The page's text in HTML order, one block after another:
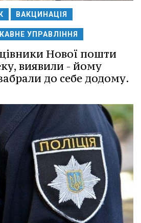
ВАКЦИНАЦІЯ
УПРАВЛІННЯ
Нової пошти
виявили - йому
до себе додому.